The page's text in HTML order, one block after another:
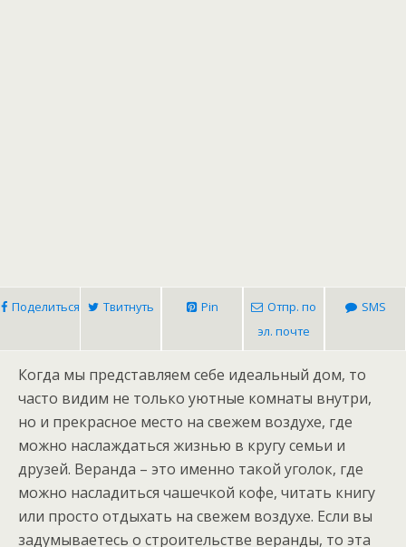
Поделиться Твитнуть Pin
Отпр. по
эл. почте
SMS
Когда мы представляем себе идеальный дом, то
часто видим не только уютные комнаты внутри,
но и прекрасное место на свежем воздухе, где
можно наслаждаться жизнью в кругу семьи и
друзей. Веранда – это именно такой уголок, где
можно насладиться чашечкой кофе, читать книгу
или просто отдыхать на свежем воздухе. Если вы
задумываетесь о строительстве веранды, то эта